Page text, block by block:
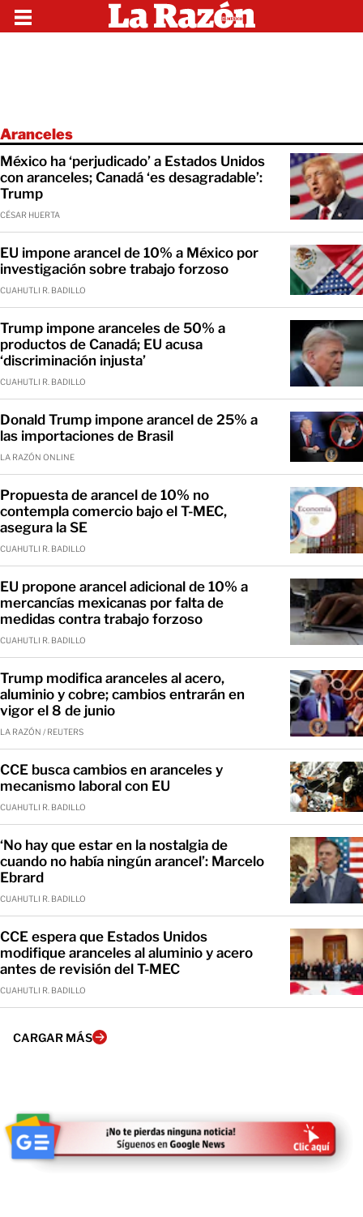
Aranceles
México ha ‘perjudicado’ a Estados Unidos
con aranceles; Canadá ‘es desagradable’:
Trump
CÉSAR HUERTA
EU impone arancel de 10% a México por
investigación sobre trabajo forzoso
CUAHUTLI R. BADILLO
Trump impone aranceles de 50% a
productos de Canadá; EU acusa
‘discriminación injusta’
CUAHUTLI R. BADILLO
Donald Trump impone arancel de 25% a
las importaciones de Brasil
LA RAZÓN ONLINE
Propuesta de arancel de 10% no
contempla comercio bajo el T-MEC,
asegura la SE
CUAHUTLI R. BADILLO
EU propone arancel adicional de 10% a
mercancías mexicanas por falta de
medidas contra trabajo forzoso
CUAHUTLI R. BADILLO
Trump modifica aranceles al acero,
aluminio y cobre; cambios entrarán en
vigor el 8 de junio
LA RAZÓN / REUTERS
CCE busca cambios en aranceles y
mecanismo laboral con EU
CUAHUTLI R. BADILLO
‘No hay que estar en la nostalgia de
cuando no había ningún arancel’: Marcelo
Ebrard
CUAHUTLI R. BADILLO
CCE espera que Estados Unidos
modifique aranceles al aluminio y acero
antes de revisión del T-MEC
CUAHUTLI R. BADILLO
CARGAR MÁS